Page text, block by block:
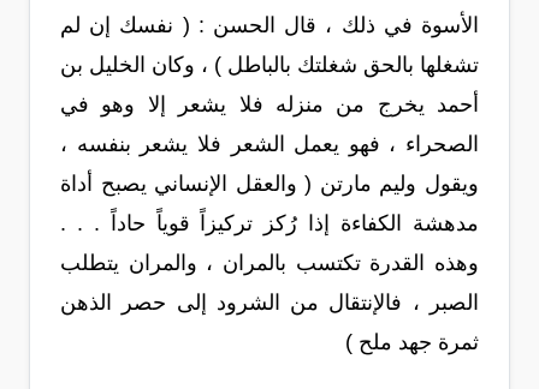
الأسوة في ذلك ، قال الحسن : ( نفسك إن لم
تشغلها بالحق شغلتك بالباطل ) ، وكان الخليل بن
أحمد يخرج من منزله فلا يشعر إلا وهو في
الصحراء ، فهو يعمل الشعر فلا يشعر بنفسه ،
ويقول وليم مارتن ( والعقل الإنساني يصبح أداة
مدهشة الكفاءة إذا رُكز تركيزاً قوياً حاداً . . .
وهذه القدرة تكتسب بالمران ، والمران يتطلب
الصبر ، فالإنتقال من الشرود إلى حصر الذهن
ثمرة جهد ملح )